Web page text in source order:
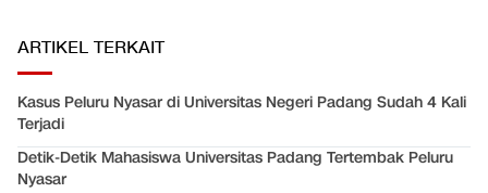
ARTIKEL TERKAIT
Kasus Peluru Nyasar di Universitas Negeri Padang Sudah 4 Kali
Terjadi
Detik-Detik Mahasiswa Universitas Padang Tertembak Peluru
Nyasar